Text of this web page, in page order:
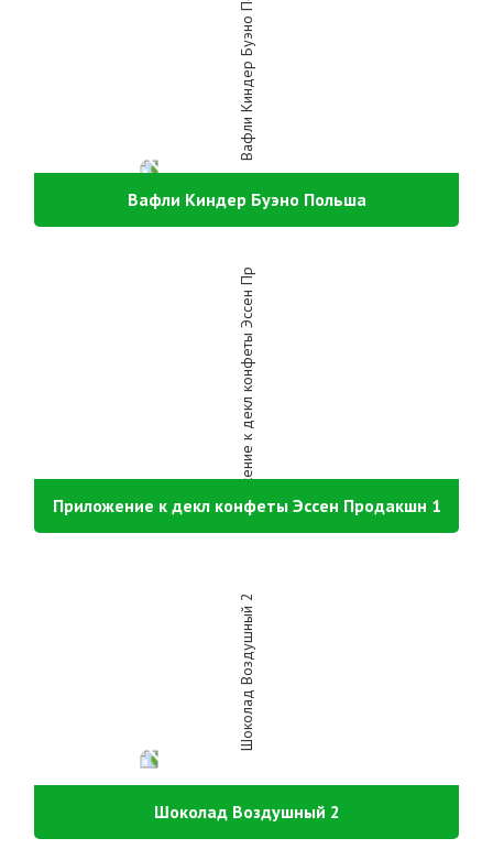
Вафли Киндер Буэно Польша
Приложение к декл конфеты Эссен Продакшн 1
Шоколад Воздушный 2